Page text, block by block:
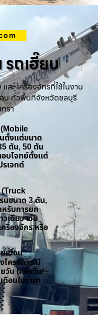
รถเฮี๊ยบ
ละ เครื่องจักรที่ใช้ในงาน
น ทั่วพื้นที่จังหวัดชลบุรี
รา
(Mobile
ตั้งแต่ขนาด
ตัน, 50 ตัน
บโจทย์ตั้งแต่
เจกต์
(Truck
นขนาด 3 ตัน,
หรับการยก
เดียว เช่น
รื่องจักร หรือ
เดือน
โครงการ มี
วัน (ครึ่งวัน/
ดือนในราคา